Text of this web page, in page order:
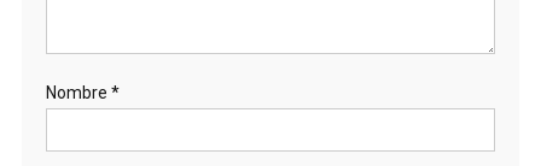
Nombre *